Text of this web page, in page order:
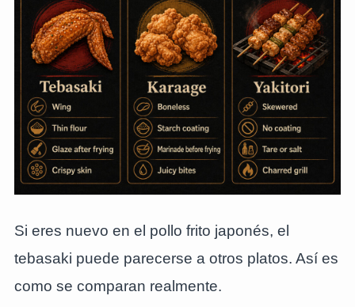
Si eres nuevo en el pollo frito japonés, el
tebasaki puede parecerse a otros platos. Así es
como se comparan realmente.